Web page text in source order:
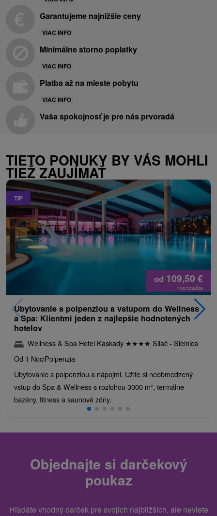
Garantujeme najnižšie ceny
VIAC INFO
Minimálne storno poplatky
VIAC INFO
Platba až na mieste pobytu
VIAC INFO
Vaša spokojnosť je pre nás prvoradá
TIETO PONUKY BY VÁS MOHLI
TIEŽ ZAUJÍMAŤ
TIP
od 109,50 €
/noc/osoba
Ubytovanie s polpenziou a vstupom do Wellness
a Spa: Klientmi jeden z najlepšie hodnotených
hotelov
Wellness & Spa Hotel Kaskady ★★★★ Sliač - Sielnica
Od 1 NociPolpenzia
Ubytovanie s polpenziou a nápojmi. Užite si neobmedzený
vstup do Spa & Wellness s rozlohou 3000 m², termálne
bazény, fitness a saunové zóny.
Objednajte si darčekový
poukaz
Hľadáte vhodný darček pre svojich najbližších, ale neviete